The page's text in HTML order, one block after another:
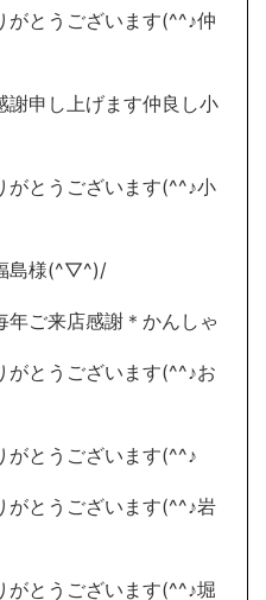
がとうございます(^^♪仲
謝申し上げます仲良し小
がとうございます(^^♪小
島様(^▽^)/
ご来店感謝＊かんしゃ
がとうございます(^^♪お
がとうございます(^^♪
がとうございます(^^♪岩
がとうございます(^^♪堀